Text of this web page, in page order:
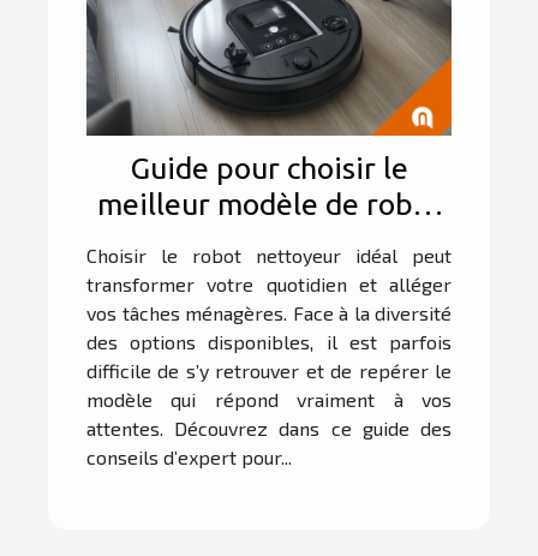
Guide pour choisir le
meilleur modèle de robot
nettoyeur en fonction de
vos besoins
Choisir le robot nettoyeur idéal peut
transformer votre quotidien et alléger
vos tâches ménagères. Face à la diversité
des options disponibles, il est parfois
difficile de s’y retrouver et de repérer le
modèle qui répond vraiment à vos
attentes. Découvrez dans ce guide des
conseils d’expert pour...